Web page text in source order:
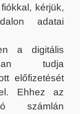
kérjük,
adatai
a digitális
tudja
előfizetését
Ehhez az
számlán